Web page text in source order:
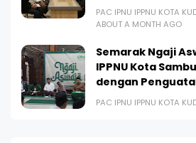
PAC IPNU IPPNU KOTA
ABOUT A MONTH AGO
Semarak Ngaji
IPPNU Kota
dengan
PAC IPNU IPPNU KOTA